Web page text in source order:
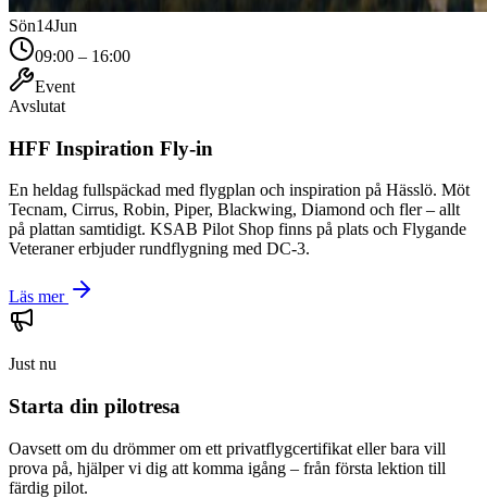
Sön14Jun
09:00 – 16:00
Event
Avslutat
HFF Inspiration Fly-in
En heldag fullspäckad med flygplan och inspiration på Hässlö. Möt
Tecnam, Cirrus, Robin, Piper, Blackwing, Diamond och fler – allt
på plattan samtidigt. KSAB Pilot Shop finns på plats och Flygande
Veteraner erbjuder rundflygning med DC-3.
Läs mer
Just nu
Starta din pilotresa
Oavsett om du drömmer om ett privatflygcertifikat eller bara vill
prova på, hjälper vi dig att komma igång – från första lektion till
färdig pilot.